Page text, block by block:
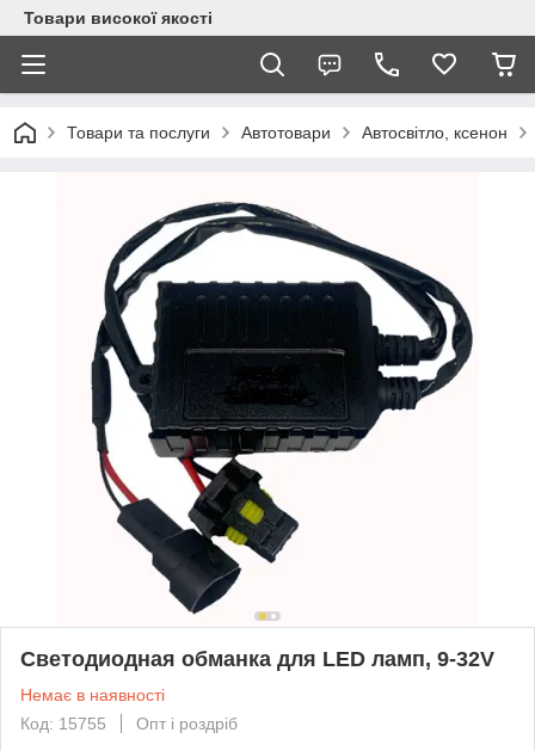
Товари високої якості
Товари та послуги Автотовари Автосвітло, ксенон
Светодиодная обманка для LED ламп, 9-32V
Немає в наявності
Код: 15755
Опт і роздріб